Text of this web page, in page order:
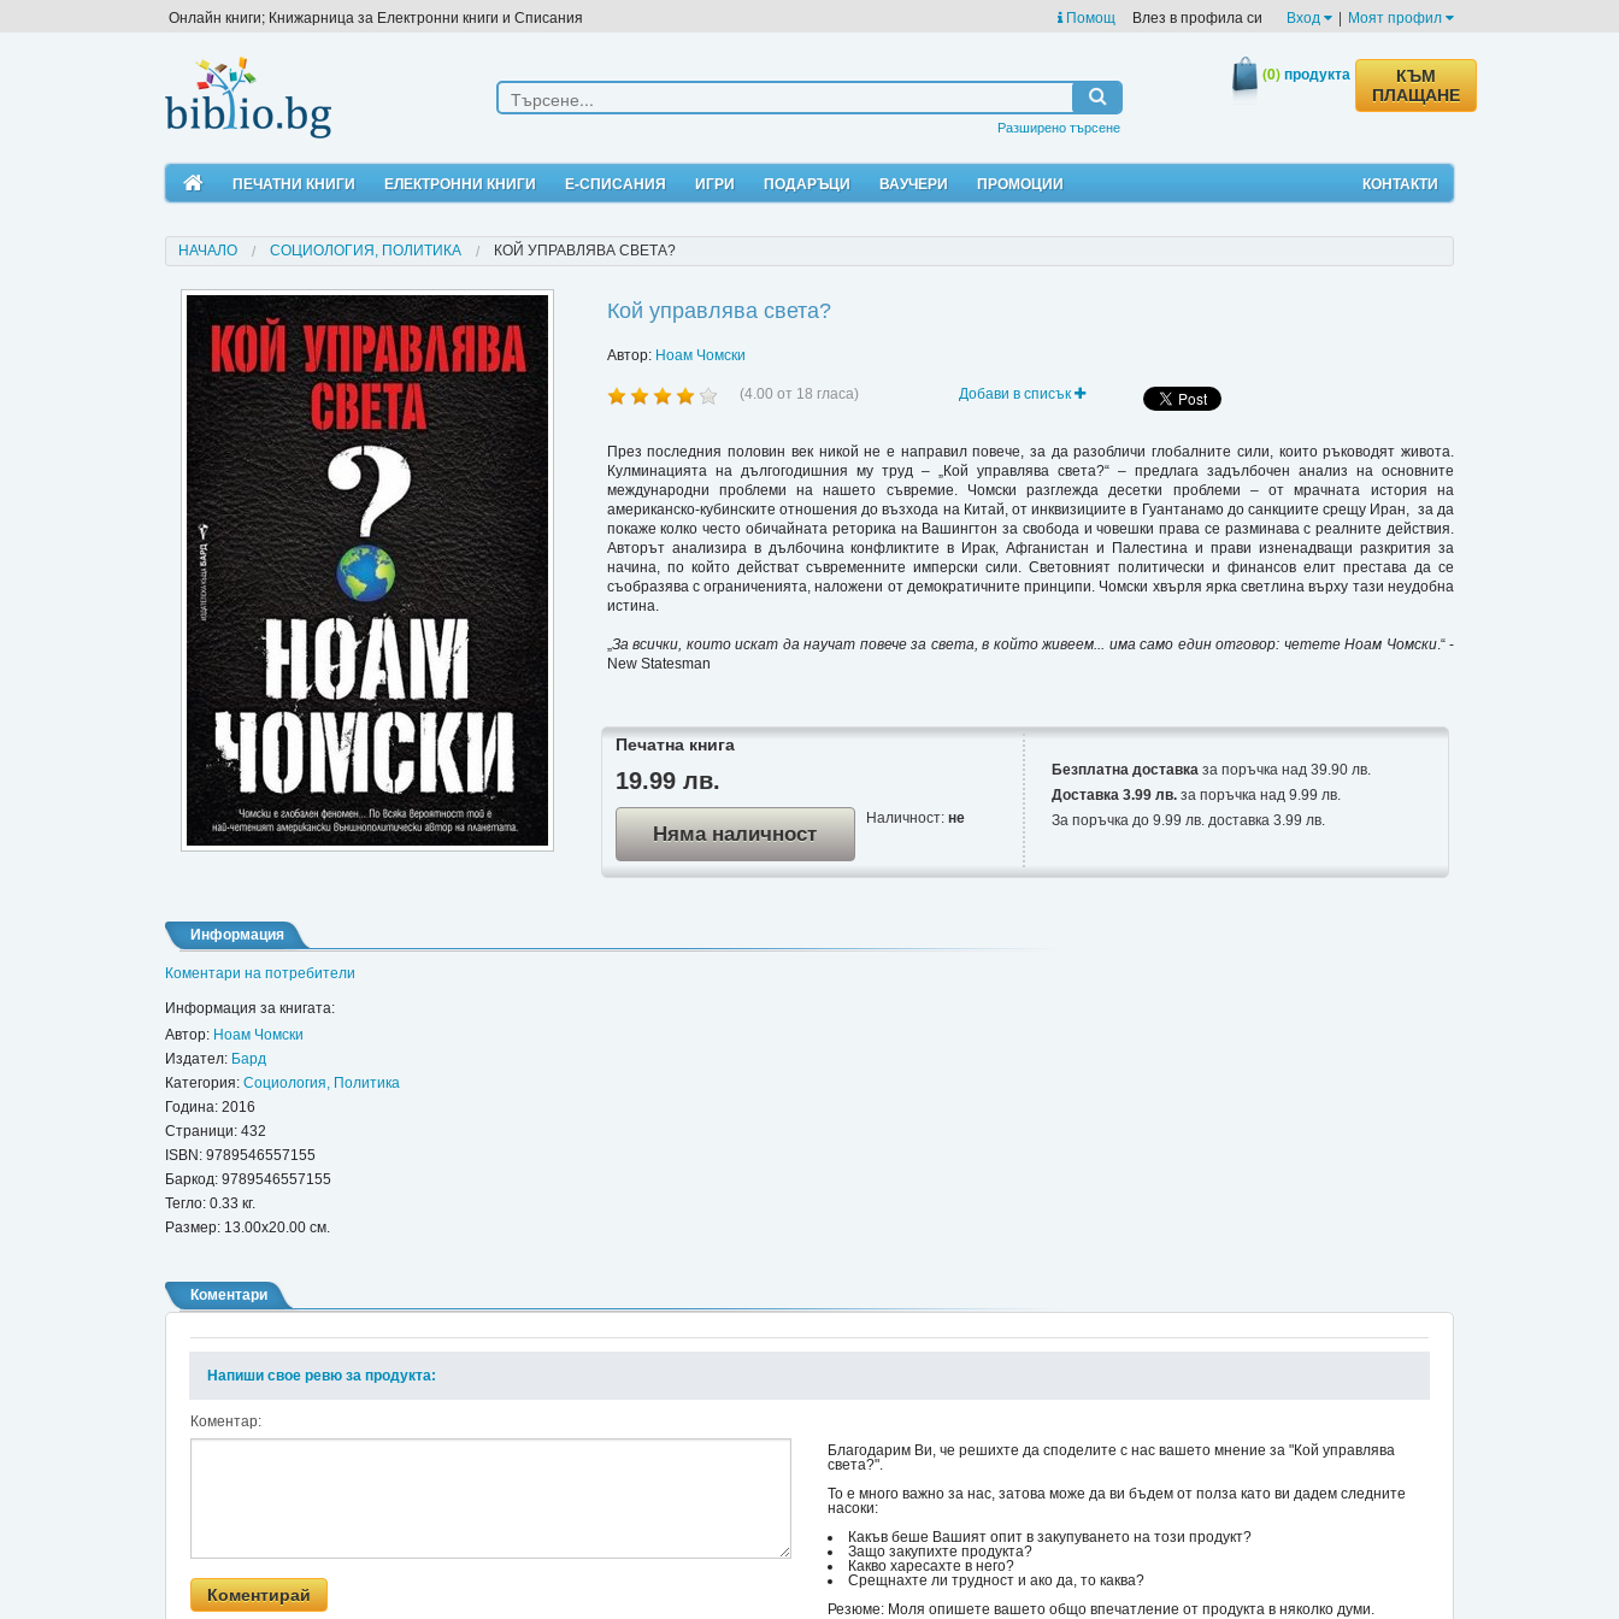
Онлайн книги; Книжарница за Електронни книги и Списания Помощ Влез в профила си Вход | Моят профил
Разширено търсене
(0)продукта
КЪМ
ПЛАЩАНЕ
ПЕЧАТНИ КНИГИ ЕЛЕКТРОННИ КНИГИ Е-СПИСАНИЯ ИГРИ ПОДАРЪЦИ ВАУЧЕРИ ПРОМОЦИИ КОНТАКТИ
НАЧАЛО СОЦИОЛОГИЯ, ПОЛИТИКА КОЙ УПРАВЛЯВА СВЕТА?
Кой управлява света?
Автор: Ноам Чомски
(4.00 от 18 гласа) Добави в списък
През последния половин век никой не е направил повече, за да разобличи глобалните сили, които ръководят живота.
Кулминацията на дългогодишния му труд – „Кой управлява света?“ – предлага задълбочен анализ на основните
международни проблеми на нашето съвремие. Чомски разглежда десетки проблеми – от мрачната история на
американско-кубинските отношения до възхода на Китай, от инквизициите в Гуантанамо до санкциите срещу Иран, за да
покаже колко често обичайната реторика на Вашингтон за свобода и човешки права се разминава с реалните действия.
Авторът анализира в дълбочина конфликтите в Ирак, Афганистан и Палестина и прави изненадващи разкрития за
начина, по който действат съвременните имперски сили. Световният политически и финансов елит престава да се
съобразява с ограниченията, наложени от демократичните принципи. Чомски хвърля ярка светлина върху тази неудобна
истина.
„За всички, които искат да научат повече за света, в който живеем... има само един отговор: четете Ноам Чомски.“ -
New Statesman
Печатна книга
19.99 лв.
Няма наличност
Наличност: не
Безплатна доставка за поръчка над 39.90 лв.
Доставка 3.99 лв. за поръчка над 9.99 лв.
За поръчка до 9.99 лв. доставка 3.99 лв.
Информация
Коментари на потребители
Информация за книгата:
Автор: Ноам Чомски
Издател: Бард
Категория: Социология, Политика
Година: 2016
Страници: 432
ISBN: 9789546557155
Баркод: 9789546557155
Тегло: 0.33 кг.
Размер: 13.00x20.00 см.
Коментари
Напиши свое ревю за продукта:
Коментар:
Благодарим Ви, че решихте да споделите с нас вашето мнение за "Кой управлява
света?".
То е много важно за нас, затова може да ви бъдем от полза като ви дадем следните
насоки:
Какъв беше Вашият опит в закупуването на този продукт?
Защо закупихте продукта?
Какво харесахте в него?
Срещнахте ли трудност и ако да, то каква?
Резюме: Моля опишете вашето общо впечатление от продукта в няколко думи.